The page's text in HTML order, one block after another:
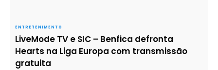
ENTRETENIMENTO
LiveMode TV e SIC – Benfica defronta
Hearts na Liga Europa com transmissão
gratuita